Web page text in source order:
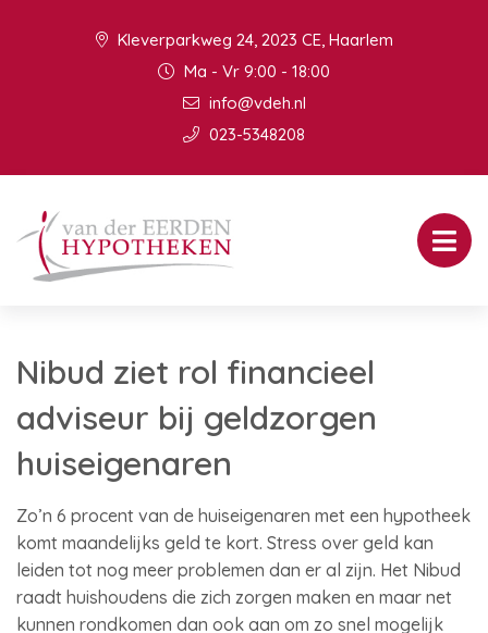
Kleverparkweg 24, 2023 CE, Haarlem
Ma - Vr 9:00 - 18:00
info@vdeh.nl
023-5348208
Nibud ziet rol financieel
adviseur bij geldzorgen
huiseigenaren
Zo’n 6 procent van de huiseigenaren met een hypotheek
komt maandelijks geld te kort. Stress over geld kan
leiden tot nog meer problemen dan er al zijn. Het Nibud
raadt huishoudens die zich zorgen maken en maar net
kunnen rondkomen dan ook aan om zo snel mogelijk